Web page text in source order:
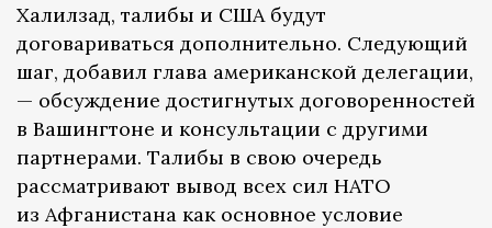
Халилзад, талибы и США будут
договариваться дополнительно. Следующий
шаг, добавил глава американской делегации,
— обсуждение достигнутых договоренностей
в Вашингтоне и консультации с другими
партнерами. Талибы в свою очередь
рассматривают вывод всех сил НАТО
из Афганистана как основное условие